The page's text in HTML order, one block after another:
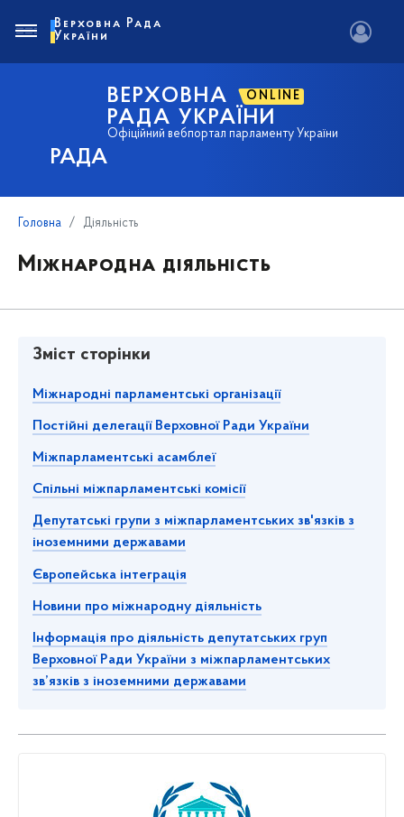
РАДА
ВЕРХОВНА ONLINE
РАДА УКРАЇНИ
Офіційний вебпортал парламенту України
Верховна Рада
України
Головна Діяльність
Міжнародна діяльність
Зміст сторінки
Міжнародні парламентські організації
Постійні делегації Верховної Ради України
Міжпарламентські асамблеї
Спільні міжпарламентські комісії
Депутатські групи з міжпарламентських зв'язків з
іноземними державами
Європейська інтеграція
Новини про міжнародну діяльність
Інформація про діяльність депутатських груп
Верховної Ради України з міжпарламентських
зв’язків з іноземними державами